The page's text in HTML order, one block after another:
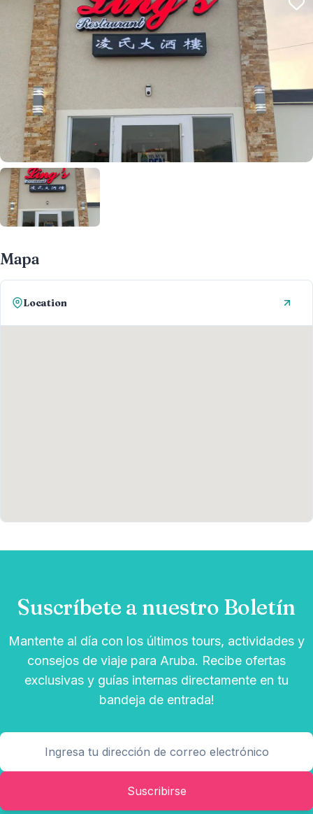
Mapa
Location
Suscríbete a nuestro Boletín
Mantente al día con los últimos tours, actividades y
consejos de viaje para Aruba. Recibe ofertas
exclusivas y guías internas directamente en tu
bandeja de entrada!
Suscribirse